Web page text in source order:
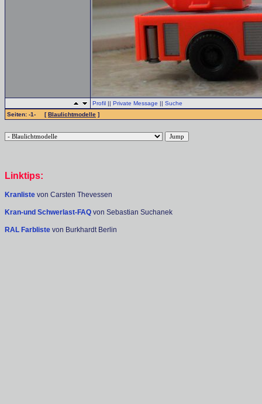
Profil || Private Message || Suche
Seiten: -1- [Blaulichtmodelle ]
Linktips:
Kranliste von Carsten Thevessen
Kran-und Schwerlast-FAQ von Sebastian Suchanek
RAL Farbliste von Burkhardt Berlin